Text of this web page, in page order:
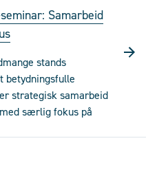
Samarbeid
stands
betydningsfulle
strategisk samarbeid
særlig fokus på